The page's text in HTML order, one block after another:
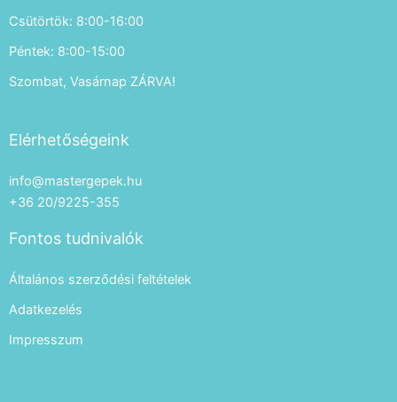
Csütörtök: 8:00-16:00
Péntek: 8:00-15:00
Szombat, Vasárnap ZÁRVA!
Elérhetőségeink
info@mastergepek.hu
+36 20/9225-355
Fontos tudnivalók
Általános szerződési feltételek
Adatkezelés
Impresszum